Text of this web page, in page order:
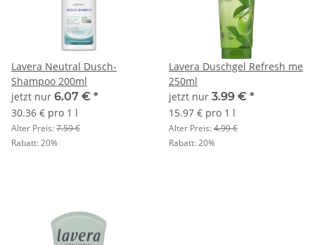
Lavera Neutral Dusch-
Shampoo 200ml
jetzt nur 6.07 € *
30.36 € pro 1 l
Alter Preis:7.59 €
Rabatt:20%
Lavera Duschgel Refresh me
250ml
jetzt nur 3.99 € *
15.97 € pro 1 l
Alter Preis:4.99 €
Rabatt:20%